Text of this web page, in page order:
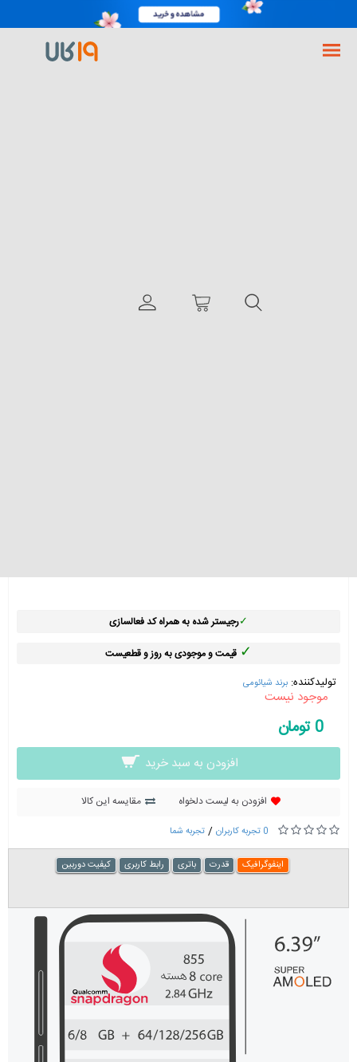
✓رجیستر شده به همراه کد فعالسازی
✓ قیمت و موجودی به روز و قطعیست
تولیدکننده: برند شیائومی
موجود نیست
0 تومان
افزودن به سبد خرید
افزودن به لیست دلخواه مقایسه این کالا
0 تجربه کاربران / تجربه شما
اینفوگرافیک قدرت باتری رابط کاربری کیفیت دوربین